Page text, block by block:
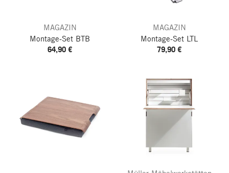
MAGAZIN
Montage-Set BTB
64,90 €
MAGAZIN
Montage-Set LTL
79,90 €